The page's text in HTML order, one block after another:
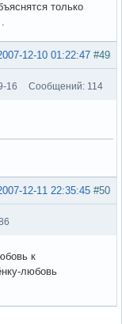
только
#49
12-10 01:22:47
16 Сообщений: 114
#50
12-11 22:35:45
к
любовь